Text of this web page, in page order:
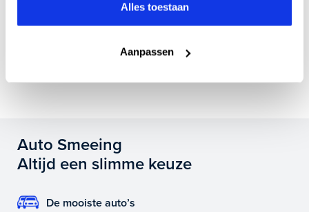
Alles toestaan
Aanpassen
Is het mogelijk om de huidige auto in te ruilen?
Als ik vandaag de auto koop, wanneer kan ik deze
Auto Smeeing
Altijd een slimme keuze
De mooiste auto’s